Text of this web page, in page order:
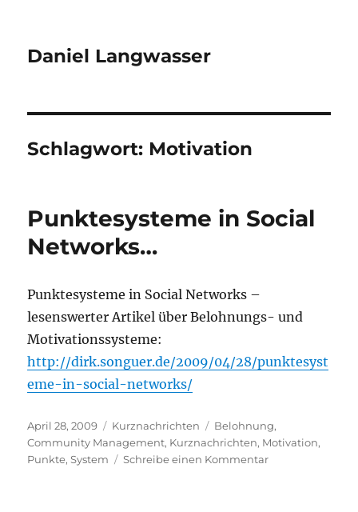
Daniel Langwasser
Schlagwort: Motivation
Punktesysteme in Social
Networks…
Punktesysteme in Social Networks –
lesenswerter Artikel über Belohnungs- und
Motivationssysteme:
http://dirk.songuer.de/2009/04/28/punktesyst
eme-in-social-networks/
Veröffentlicht
am
April 28, 2009 Kategorien
Kurznachrichten Schlagwörter
Belohnung,
Community Management, Kurznachrichten, Motivation,
Punkte,System Schreibe einen Kommentarzu